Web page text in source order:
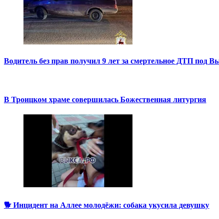
Водитель без прав получил 9 лет за смертельное ДТП под
В Троицком храме совершилась Божественная литургия
🐕 Инцидент на Аллее молодёжи: собака укусила девушку